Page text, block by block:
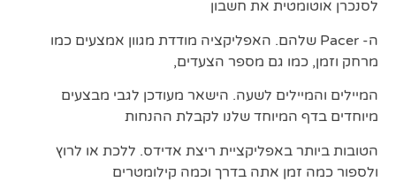
לסנכרן אוטומטית את חשבון
ה- Pacer שלהם. האפליקציה מודדת מגוון אמצעים כמו
מרחק וזמן, כמו גם מספר הצעדים,
המיילים והמיילים לשעה. הישאר מעודכן לגבי מבצעים
מיוחדים בדף המיוחד שלנו לקבלת ההנחות
הטובות ביותר באפליקציית ריצת אדידס. ללכת או לרוץ
ולספור כמה זמן אתה בדרך וכמה קילומטרים